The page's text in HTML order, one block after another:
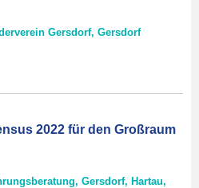
Gersdorf, Gersdorf
2022 für den Großraum
, Gersdorf, Hartau,